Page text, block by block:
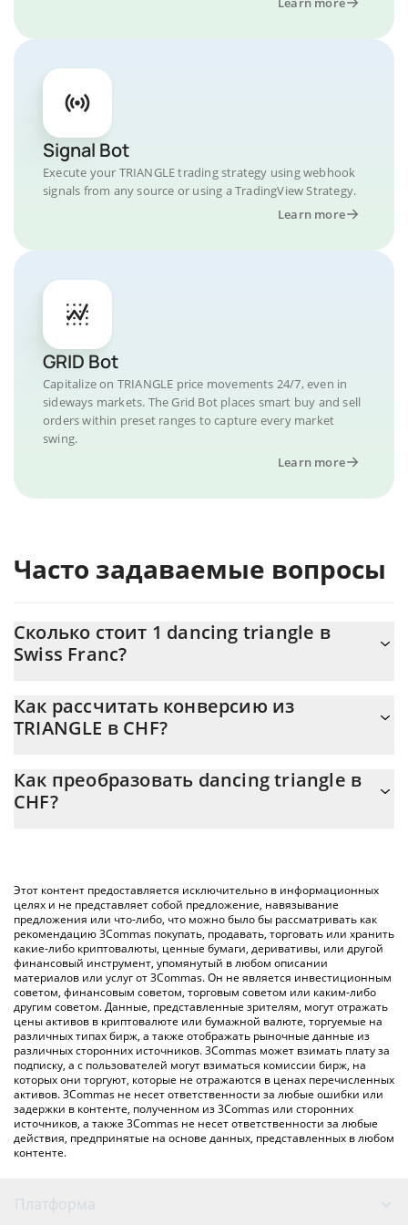
Signal Bot
Execute your TRIANGLE trading strategy using webhook
signals from any source or using a TradingView Strategy.
Learn more
GRID Bot
Capitalize on TRIANGLE price movements 24/7, even in
sideways markets. The Grid Bot places smart buy and sell
orders within preset ranges to capture every market
swing.
Learn more
Часто задаваемые вопросы
Сколько стоит 1 dancing triangle в
Swiss Franc?
На данный момент 1 dancing triangle равно 0.00002329
Как рассчитать конверсию из
TRIANGLE в CHF?
рассчитать цену конвертации TRIANGLE в CHF, просто введя
сумму dancing triangle в соответствующее поле, и
Вы также можете использовать приведенную выше таблицу
цен dancing triangle, чтобы проверить последние цены на
dancing triangle в основных фиатных и криптовалютах.
Как преобразовать dancing triangle в
CHF?
Этот контент предоставляется исключительно в информационных
целях и не представляет собой предложение, навязывание
предложения или что-либо, что можно было бы рассматривать как
рекомендацию 3Commas покупать, продавать, торговать или хранить
какие-либо криптовалюты, ценные бумаги, деривативы, или другой
финансовый инструмент, упомянутый в любом описании
материалов или услуг от 3Commas. Он не является инвестиционным
советом, финансовым советом, торговым советом или каким-либо
другим советом. Данные, представленные зрителям, могут отражать
цены активов в криптовалюте или бумажной валюте, торгуемые на
различных типах бирж, а также отображать рыночные данные из
различных сторонних источников. 3Commas может взимать плату за
подписку, а с пользователей могут взиматься комиссии бирж, на
которых они торгуют, которые не отражаются в ценах перечисленных
активов. 3Commas не несет ответственности за любые ошибки или
задержки в контенте, полученном из 3Commas или сторонних
источников, а также 3Commas не несет ответственности за любые
действия, предпринятые на основе данных, представленных в любом
контенте.
Платформа